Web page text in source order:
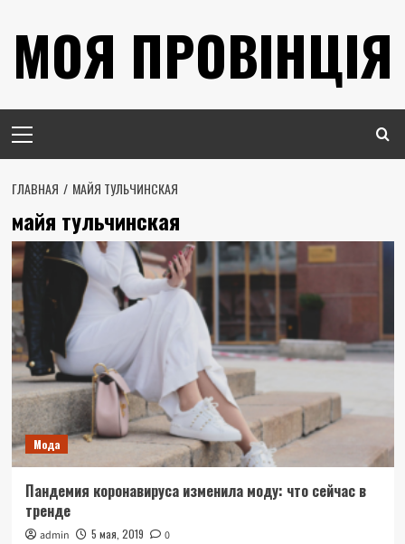
содержимому
МОЯ ПРОВІНЦІЯ
меню
ГЛАВНАЯ МАЙЯ ТУЛЬЧИНСКАЯ
майя тульчинская
Мода
Пандемия коронавируса изменила моду: что сейчас в
тренде
admin 5 мая, 2019
0